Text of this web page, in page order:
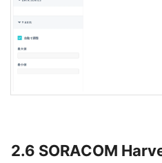
2.6 SORACOM